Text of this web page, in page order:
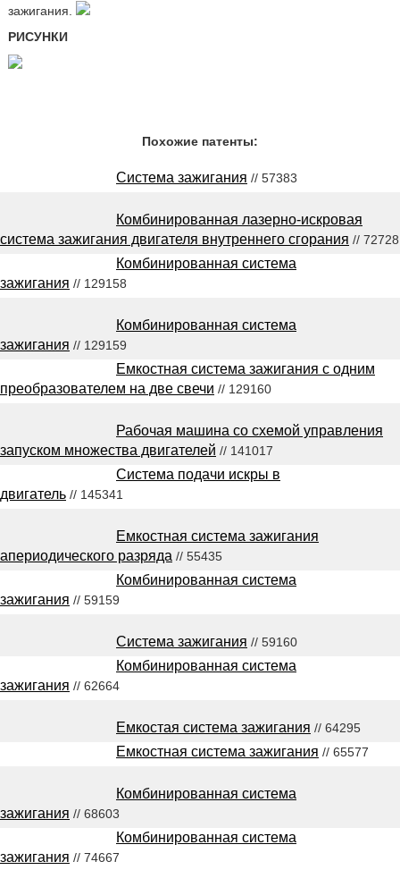
зажигания.
РИСУНКИ
Похожие патенты:
Система зажигания // 57383
Комбинированная лазерно-искровая
система зажигания двигателя внутреннего сгорания // 72728
Комбинированная система
зажигания // 129158
Комбинированная система
зажигания // 129159
Емкостная система зажигания с одним
преобразователем на две свечи // 129160
Рабочая машина со схемой управления
запуском множества двигателей // 141017
Система подачи искры в
двигатель // 145341
Емкостная система зажигания
апериодического разряда // 55435
Комбинированная система
зажигания // 59159
Система зажигания // 59160
Комбинированная система
зажигания // 62664
Емкостая система зажигания // 64295
Емкостная система зажигания // 65577
Комбинированная система
зажигания // 68603
Комбинированная система
зажигания // 74667